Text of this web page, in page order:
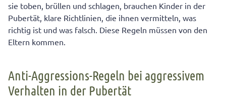
sie toben, brüllen und schlagen, brauchen Kinder in der
Pubertät, klare Richtlinien, die ihnen vermitteln, was
richtig ist und was falsch. Diese Regeln müssen von den
Eltern kommen.
Anti-Aggressions-Regeln bei aggressivem
Verhalten in der Pubertät